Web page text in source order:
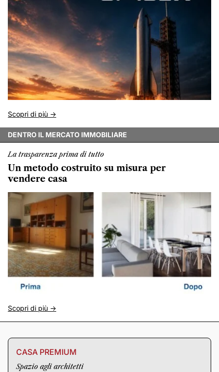
Scopri di più ->
DENTRO IL MERCATO IMMOBILIARE
La trasparenza prima di tutto
Un metodo costruito su misura per
vendere casa
Scopri di più ->
CASA PREMIUM
Spazio agli architetti